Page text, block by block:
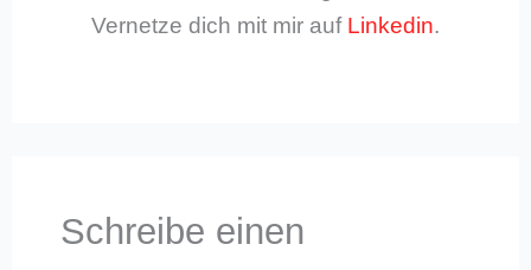
Vernetze dich mit mir auf Linkedin.
Schreibe einen